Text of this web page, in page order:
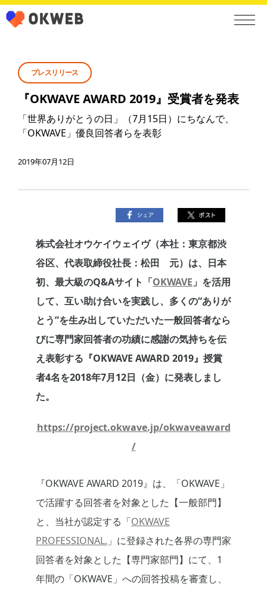
プレスリリース
『OKWAVE AWARD 2019』受賞者を発表
「世界ありがとうの日」（7月15日）にちなんで、
「OKWAVE」優良回答者らを表彰
2019年07月12日
株式会社オウケイウェイヴ（本社：東京都渋
谷区、代表取締役社長：松田 元）は、日本
初、最大級のQ&Aサイト「OKWAVE 」を活用
して、互い助け合いを実践し、多くの“ありが
とう”を生み出していただいた一般回答者なら
びに専門家回答者の功績に感謝の気持ちを伝
え表彰する『OKWAVE AWARD 2019』授賞
者4名を2018年7月12日（金）に発表しまし
た。
https://project.okwave.jp/okwaveaward
/
『OKWAVE AWARD 2019』は、「OKWAVE」
で活躍する回答者を対象とした【一般部門】
と、当社が認定する「OKWAVE
PROFESSIONAL. 」に登録された各界の専門家
回答者を対象とした【専門家部門】にて、1
年間の「OKWAVE」への回答投稿を審査し、